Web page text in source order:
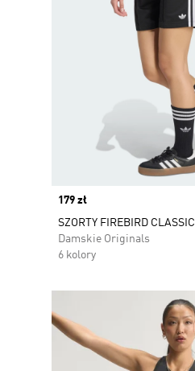
Price
179 zł
SZORTY FIREBIRD CLASSIC
Damskie Originals
6 kolory